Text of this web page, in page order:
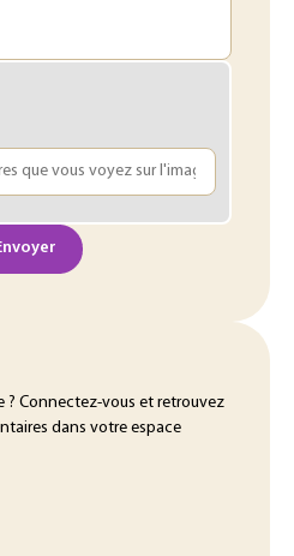
? Connectez-vous et retrouvez
dans votre espace